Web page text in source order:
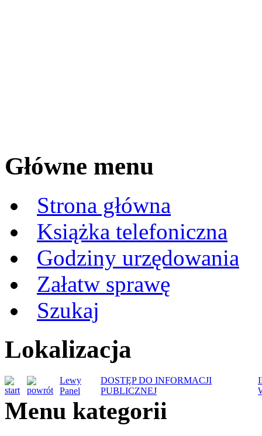
Główne menu
Strona główna
Książka telefoniczna
Godziny urzędowania
Załatw sprawę
Szukaj
Lokalizacja
Lewy
Panel
DOSTĘP DO INFORMACJI
PUBLICZNEJ
Menu kategorii